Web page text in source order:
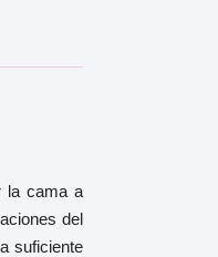
la cama a
del
suficiente